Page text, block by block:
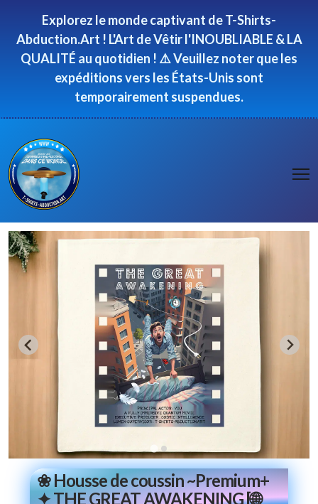
Explorez le monde captivant de T-Shirts-
Abduction.Art ! L'Art de Vêtir l'INOUBLIABLE & LA
QUALITÉ au quotidien ! ⚠️ Veuillez noter que les
expéditions vers les États-Unis sont
temporairement suspendues.
❀ Housse de coussin ~Premium+
✦ THE GREAT AWAKENING [🌐